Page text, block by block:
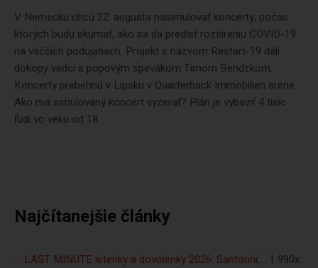
V Nemecku chcú 22. augusta nasimulovať koncerty, počas
ktorých budú skúmať, ako sa dá predísť rozšíreniu COVID-19
na väčších podujatiach. Projekt s názvom Restart-19 dali
dokopy vedci s popovým spevákom Timom Bendzkom.
Koncerty prebehnú v Lipsku v Quarterback Immobilien aréne.
Ako má simulovaný koncert vyzerať? Plán je vybaviť 4 tisíc
ľudí vo veku od 18...
Najčítanejšie články
LAST MINUTE letenky a dovolenky 2026: Santorini,… 1 990x